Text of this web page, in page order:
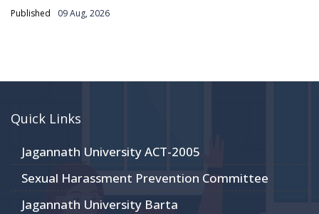
Published 09 Aug, 2026
Quick Links
Jagannath University ACT-2005
Sexual Harassment Prevention Committee
Jagannath University Barta